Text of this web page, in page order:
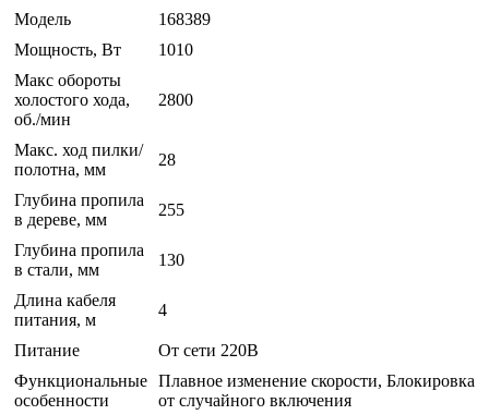
Модель
168389
Мощность, Вт
1010
Макс обороты
холостого хода,
об./мин
2800
Макс. ход пилки/
полотна, мм
28
Глубина пропила
в дереве, мм
255
Глубина пропила
в стали, мм
130
Длина кабеля
питания, м
4
Питание
От сети 220В
Функциональные
особенности
Плавное изменение скорости, Блокировка
от случайного включения